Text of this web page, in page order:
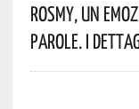
Rosmy, Un
Parole. I